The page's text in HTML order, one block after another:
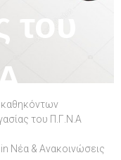
του Π.Γ.Ν.Α
Νέα & Ανακοινώσεις